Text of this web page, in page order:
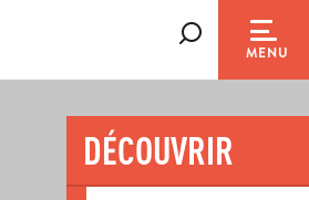
MENU
DÉCOUVRIR